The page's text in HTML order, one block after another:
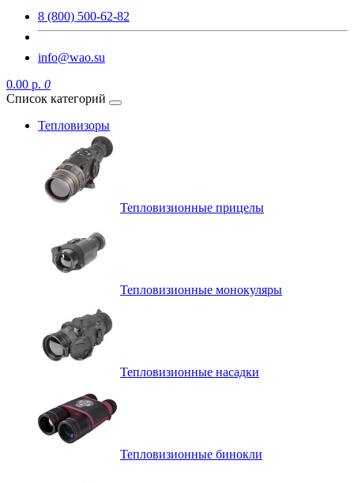
8 (800) 500-62-82
info@wao.su
0.00 р. 0
Список категорий
Тепловизоры
Тепловизионные прицелы
Тепловизионные монокуляры
Тепловизионные насадки
Тепловизионные бинокли